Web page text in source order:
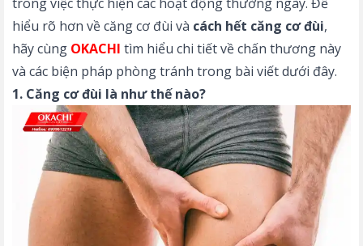
hiểu rõ hơn về căng cơ đùi và cách hết căng cơ đùi,
hãy cùng OKACHI tìm hiểu chi tiết về chấn thương này
và các biện pháp phòng tránh trong bài viết dưới đây.
1. Căng cơ đùi là như thế nào?